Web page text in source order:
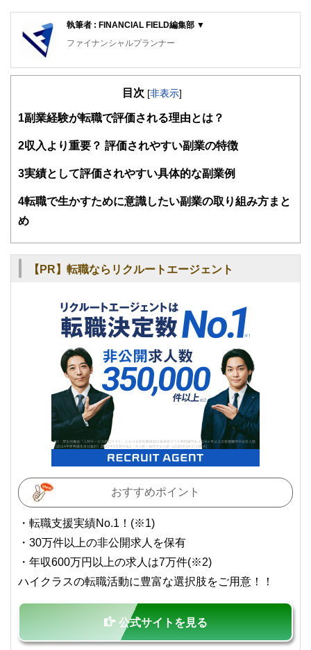
執筆者 : FINANCIAL FIELD編集部 ▼
ファイナンシャルプランナー
FinancialField編集部は、金融、経済に関する記事を、日々
知識がない方でも理解できるようわかりやすく発信していま
得者を中心に「お金や暮らし」に関する書籍・雑誌の編集経
験者で構成され、企画立案から記事掲載まですべての工程に
護士、税理士、宅地建物取引士、相続診断士、住宅ローンア
をわかりやすく発信している点です。
やすさはもちろんのこと、読み応えのあるコンテンツと確か
な情報発信を実現しています。
私たちは、快適でより良い生活のアイデアを提供するお金の
コンシェルジュを目指します。
目次 [非表示]
1 副業経験が転職で評価される理由とは？
2収入より重要？ 評価されやすい副業の特徴
3実績として評価されやすい具体的な副業例
4転職で生かすために意識したい副業の取り組み方まと
め
【PR】転職ならリクルートエージェント
おすすめポイント
・転職支援実績No.1！(※1)
・30万件以上の非公開求人を保有
・年収600万円以上の求人は7万件(※2)
ハイクラスの転職活動に豊富な選択肢をご用意！！
公式サイトを見る